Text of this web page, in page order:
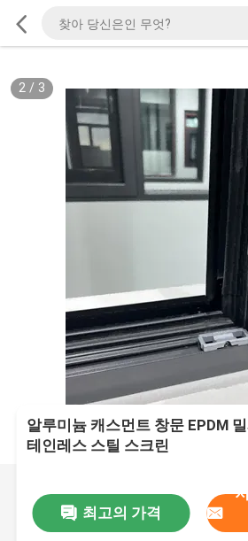
2/ 3
알루미늄 캐스먼트 창문 EPDM
테인레스 스틸 스크린
최고의 가격